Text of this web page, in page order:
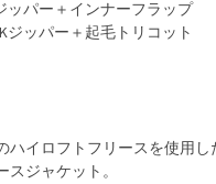
ッパー＋インナーフラップ
ジッパー＋起毛トリコット
ハイロフトフリースを使用し
ジャケット。